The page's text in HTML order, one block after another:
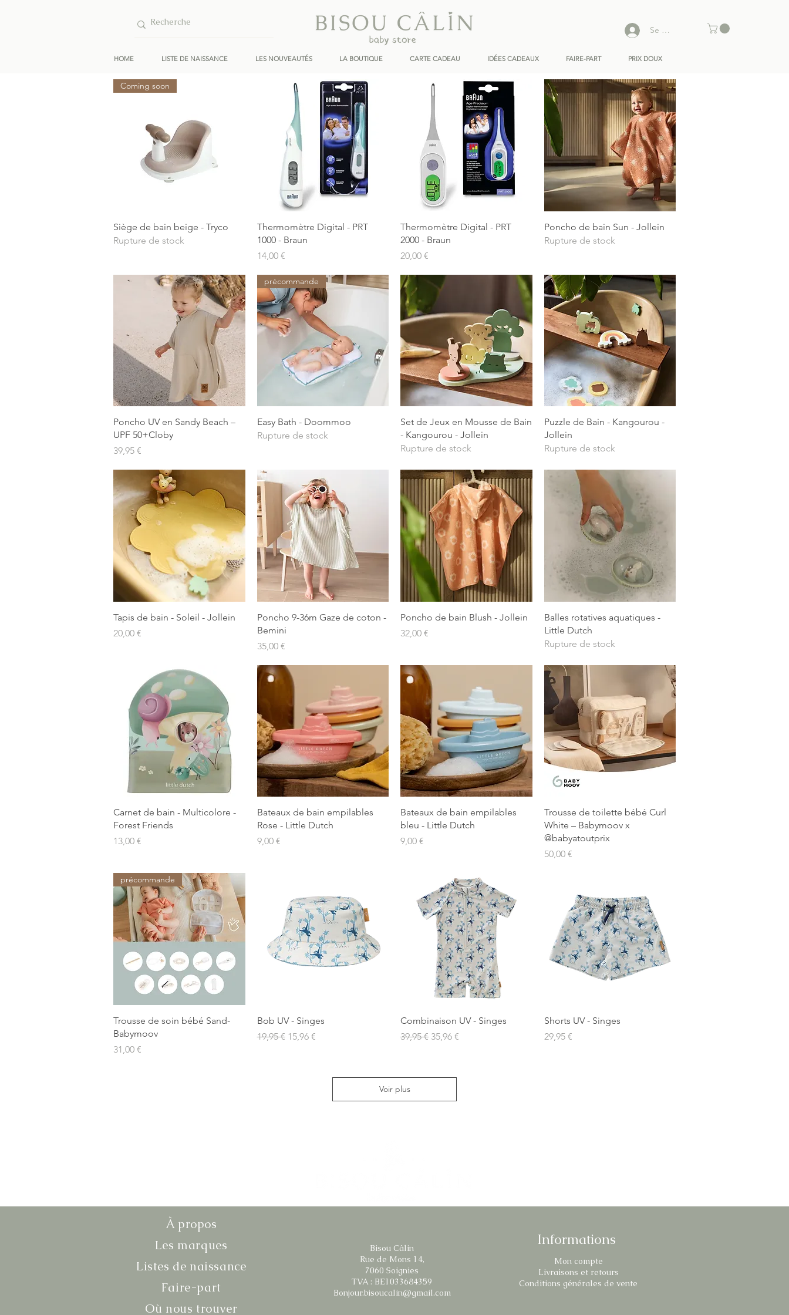
HOME LISTE DE NAISSANCE LES NOUVEAUTÉS LA BOUTIQUE CARTE CADEAU IDÉES CADEAUX FAIRE-PART PRIX DOUX
Se connecter
Aperçu rapide
Coming soon
Siège de bain beige - Tryco
Rupture de stock
Aperçu rapide
Thermomètre Digital - PRT
1000 - Braun
Prix
14,00 €
Aperçu rapide
Thermomètre Digital - PRT
2000 - Braun
Prix
20,00 €
Aperçu rapide
Poncho de bain Sun - Jollein
Rupture de stock
Aperçu rapide
Poncho UV en Sandy Beach –
UPF 50+Cloby
Prix
39,95 €
Aperçu rapide
précommande
Easy Bath - Doommoo
Rupture de stock
Aperçu rapide
Set de Jeux en Mousse de Bain
- Kangourou - Jollein
Rupture de stock
Aperçu rapide
Puzzle de Bain - Kangourou -
Jollein
Rupture de stock
Aperçu rapide
Tapis de bain - Soleil - Jollein
Prix
20,00 €
Aperçu rapide
Poncho 9-36m Gaze de coton -
Bemini
Prix
35,00 €
Aperçu rapide
Poncho de bain Blush - Jollein
Prix
32,00 €
Aperçu rapide
Balles rotatives aquatiques -
Little Dutch
Rupture de stock
Aperçu rapide
Carnet de bain - Multicolore -
Forest Friends
Prix
13,00 €
Aperçu rapide
Bateaux de bain empilables
Rose - Little Dutch
Prix
9,00 €
Aperçu rapide
Bateaux de bain empilables
bleu - Little Dutch
Prix
9,00 €
Aperçu rapide
Trousse de toilette bébé Curl
White – Babymoov x
@babyatoutprix
Prix
50,00 €
Aperçu rapide
précommande
Trousse de soin bébé Sand-
Babymoov
Prix
31,00 €
Aperçu rapide
Bob UV - Singes
Prix original
19,95 € Prix promotionnel
15,96 €
Aperçu rapide
Combinaison UV - Singes
Prix original
39,95 € Prix promotionnel
35,96 €
Aperçu rapide
Shorts UV - Singes
Prix
29,95 €
Voir plus
À propos
Les marques
Listes de naissance
Faire-part
Où nous trouver
Bisou Câlin
Rue de Mons 14,
7060 Soignies
TVA : BE1033684359
Bonjour.bisoucalin@gmail.com
Informations
Mon compte
Livraisons et retours
Conditions générales de vente